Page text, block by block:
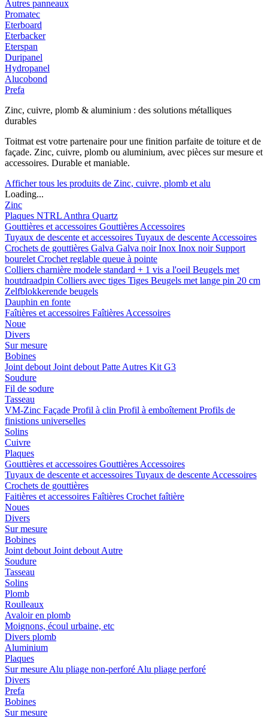
Autres panneaux
Promatec
Eterboard
Eterbacker
Eterspan
Duripanel
Hydropanel
Alucobond
Prefa
Zinc, cuivre, plomb & aluminium : des solutions métalliques
durables
Toitmat est votre partenaire pour une finition parfaite de toiture et de
façade. Zinc, cuivre, plomb ou aluminium, avec pièces sur mesure et
accessoires. Durable et maniable.
Afficher tous les produits de Zinc, cuivre, plomb et alu
Loading...
Zinc
Plaques NTRL Anthra Quartz
Gouttières et accessoires Gouttières Accessoires
Tuyaux de descente et accessoires Tuyaux de descente Accessoires
Crochets de gouttières Galva Galva noirInox Inox noir Support
bourelet Crochet reglable queue à pointe
Colliers charnière modele standard + 1 vis a l'oeil Beugels met
houtdraadpin Colliers avec tiges Tiges Beugels met lange pin 20 cm
Zelfblokkerende beugels
Dauphin en fonte
Faîtières et accessoires Faîtières Accessoires
Noue
Divers
Sur mesure
Bobines
Joint debout Joint debout Patte Autres Kit G3
Soudure
Fil de sodure
Tasseau
VM-Zinc Façade Profil à clin Profil à emboîtement Profils de
finistions universelles
Solins
Cuivre
Plaques
Gouttières et accessoires Gouttières Accessoires
Tuyaux de descente et accessoires Tuyaux de descente Accessoires
Crochets de gouttières
Faitières et accessoires Faîtières Crochet faîtière
Noues
Divers
Sur mesure
Bobines
Joint debout Joint debout Autre
Soudure
Tasseau
Solins
Plomb
Roulleaux
Avaloir en plomb
Moignons, écoul urbaine, etc
Divers plomb
Aluminium
Plaques
Sur mesure Alu pliage non-perforé Alu pliage perforé
Divers
Prefa
Bobines
Sur mesure